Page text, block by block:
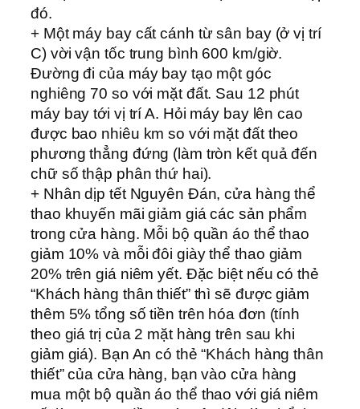
đó.
+ Một máy bay cất cánh từ sân bay (ở vị trí
C) vời vận tốc trung bình 600 km/giờ.
Đường đi của máy bay tạo một góc
nghiêng 70 so với mặt đất. Sau 12 phút
máy bay tới vị trí A. Hỏi máy bay lên cao
được bao nhiêu km so với mặt đất theo
phương thẳng đứng (làm tròn kết quả đến
chữ số thập phân thứ hai).
+ Nhân dịp tết Nguyên Đán, cửa hàng thể
thao khuyến mãi giảm giá các sản phẩm
trong cửa hàng. Mỗi bộ quần áo thể thao
giảm 10% và mỗi đôi giày thể thao giảm
20% trên giá niêm yết. Đặc biệt nếu có thẻ
“Khách hàng thân thiết” thì sẽ được giảm
thêm 5% tổng số tiền trên hóa đơn (tính
theo giá trị của 2 mặt hàng trên sau khi
giảm giá). Bạn An có thẻ “Khách hàng thân
thiết” của cửa hàng, bạn vào cửa hàng
mua một bộ quần áo thể thao với giá niêm